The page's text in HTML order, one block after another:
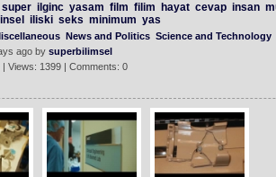
super ilginc yasam film filim hayat cevap insan
iliski seks minimum yas
News and Politics Science and Technology
ago by superbilimsel
| Views: 1399 | Comments: 0